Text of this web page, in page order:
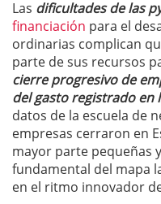
Las dificultades de las
financiación para el
ordinarias complican
parte de sus recursos
cierre progresivo de
del gasto registrado en
datos de la escuela de
empresas cerraron en
mayor parte pequeñas
fundamental del mapa
en el ritmo innovador